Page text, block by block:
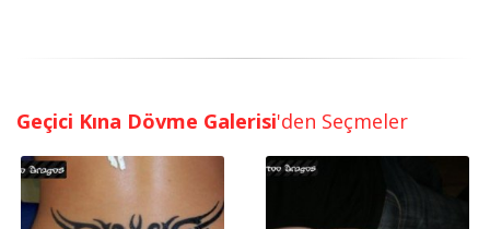
Geçici Kına Dövme Galerisi'den Seçmeler